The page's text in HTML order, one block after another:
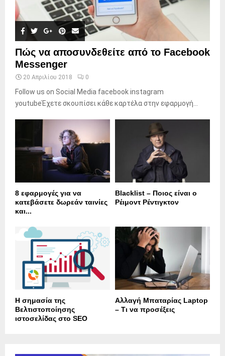
Πώς να αποσυνδεθείτε από το Facebook
Messenger
20 Απριλίου 2018 0
Follow us on Social Media facebook instagram
youtubeΈχετε σκουπίσει κάθε καρτέλα στην εφαρμογή...
8 εφαρμογές για να
κατεβάσετε δωρεάν ταινίες
και...
Blacklist – Ποιος είναι ο
Ρέιμοντ Ρέντιγκτον
Η σημασία της
Βελτιστοποίησης
ιστοσελίδας στο SEO
Αλλαγή Μπαταρίας Laptop
– Τι να προσέξεις